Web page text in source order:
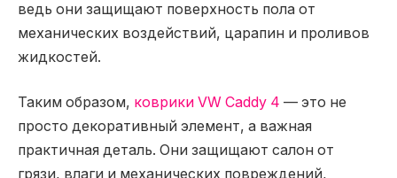
ведь они защищают поверхность пола от
механических воздействий, царапин и проливов
жидкостей.
Таким образом, коврики VW Caddy 4 — это не
просто декоративный элемент, а важная
практичная деталь. Они защищают салон от
грязи, влаги и механических повреждений,